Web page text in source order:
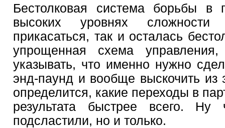
Бестолковая система борьбы в
высоких уровнях
прикасаться, так и осталась
упрощенная схема
указывать, что именно нужно
энд-паунд и вообще выскочить
определится, какие переходы в
результата быстрее всего.
подсластили, но и только.